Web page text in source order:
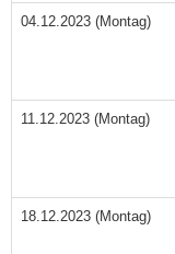
04.12.2023 (Montag)
11.12.2023 (Montag)
18.12.2023 (Montag)